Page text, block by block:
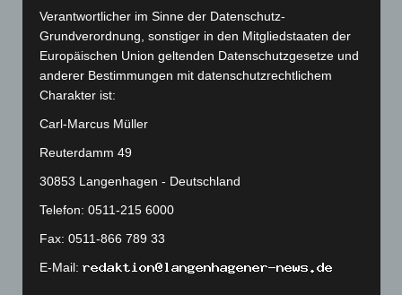
April 2023(155)
März 2023(174)
Februar 2023(154)
Januar 2023 (140)
Dezember 2022(130)
November 2022(167)
Oktober 2022(166)
September 2022(205)
August 2022(166)
Juli 2022
(133)
Verantwortlicher im Sinne der Datenschutz-
Grundverordnung, sonstiger in den Mitgliedstaaten der
Europäischen Union geltenden Datenschutzgesetze und
anderer Bestimmungen mit datenschutzrechtlichem
Charakter ist:
Carl-Marcus Müller
Reuterdamm 49
30853 Langenhagen - Deutschland
Telefon: 0511-215 6000
Fax: 0511-866 789 33
E-Mail: